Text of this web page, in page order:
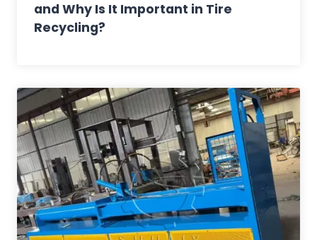
and Why Is It Important in Tire
Recycling?